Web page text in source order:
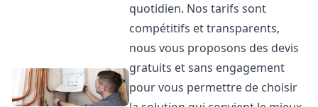
quotidien. Nos tarifs sont
compétitifs et transparents,
nous vous proposons des devis
gratuits et sans engagement
pour vous permettre de choisir